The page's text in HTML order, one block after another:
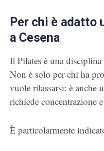
Per chi è adatto
a Cesena
Il Pilates è una
Non è solo per chi ha
vuole rilassarsi: è anche
richiede concentrazione
È particolarmente